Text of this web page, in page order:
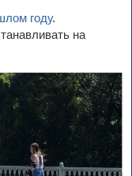
году.
на